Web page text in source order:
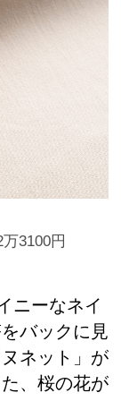
3100円
ニーなネイ
バックに見
ネット」が
、桜の花が